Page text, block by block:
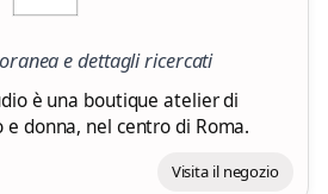
e dettagli ricercati
è una boutique atelier di
donna, nel centro di Roma.
Visita il negozio